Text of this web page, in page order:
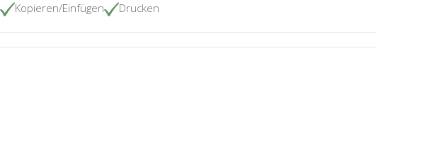
Kopieren/Einfügen Drucken